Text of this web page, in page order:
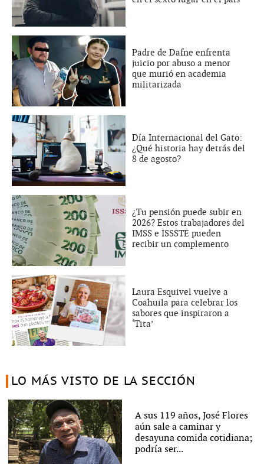
Padre de Dafne enfrenta
juicio por abuso a menor
que murió en academia
militarizada
Día Internacional del Gato:
¿Qué historia hay detrás del
8 de agosto?
¿Tu pensión puede subir en
2026? Estos trabajadores del
IMSS e ISSSTE pueden
recibir un complemento
Laura Esquivel vuelve a
Coahuila para celebrar los
sabores que inspiraron a
‘Tita’
LO MÁS VISTO DE LA SECCIÓN
A sus 119 años, José Flores
aún sale a caminar y
desayuna comida cotidiana;
podría ser...